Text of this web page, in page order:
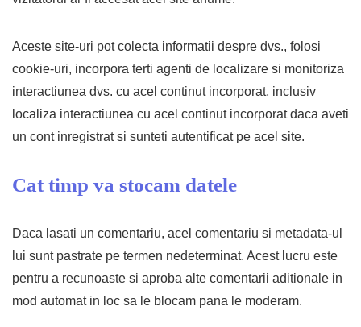
Aceste site-uri pot colecta informatii despre dvs., folosi
cookie-uri, incorpora terti agenti de localizare si monitoriza
interactiunea dvs. cu acel continut incorporat, inclusiv
localiza interactiunea cu acel continut incorporat daca aveti
un cont inregistrat si sunteti autentificat pe acel site.
Cat timp va stocam datele
Daca lasati un comentariu, acel comentariu si metadata-ul
lui sunt pastrate pe termen nedeterminat. Acest lucru este
pentru a recunoaste si aproba alte comentarii aditionale in
mod automat in loc sa le blocam pana le moderam.